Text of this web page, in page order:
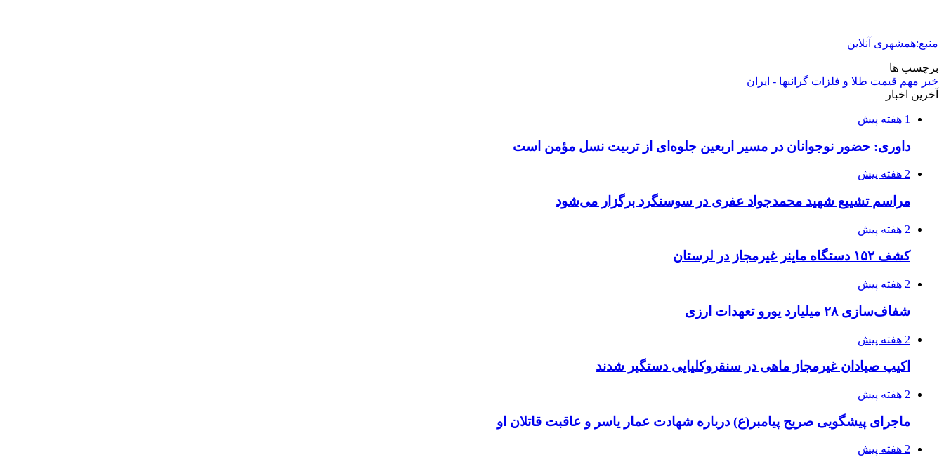
منبع:همشهری آنلاین
برچسب ها
خبر مهم قیمت طلا و فلزات گرانبها - ایران
آخرین اخبار
1 هفته پیش
داوری: حضور نوجوانان در مسیر اربعین جلوه‌ای از تربیت نسل مؤمن است
2 هفته پیش
مراسم تشییع شهید محمدجواد عفری در سوسنگرد برگزار می‌شود
2 هفته پیش
کشف ۱۵۲ دستگاه ماینر غیرمجاز در لرستان
2 هفته پیش
شفاف‌سازی ۲۸ میلیارد یورو تعهدات ارزی
2 هفته پیش
اکیپ صیادان غیرمجاز ماهی در سنقروکلیایی دستگیر شدند
2 هفته پیش
ماجرای پیشگویی صریح پیامبر(ع) درباره شهادت عمار یاسر و عاقبت قاتلان او
2 هفته پیش